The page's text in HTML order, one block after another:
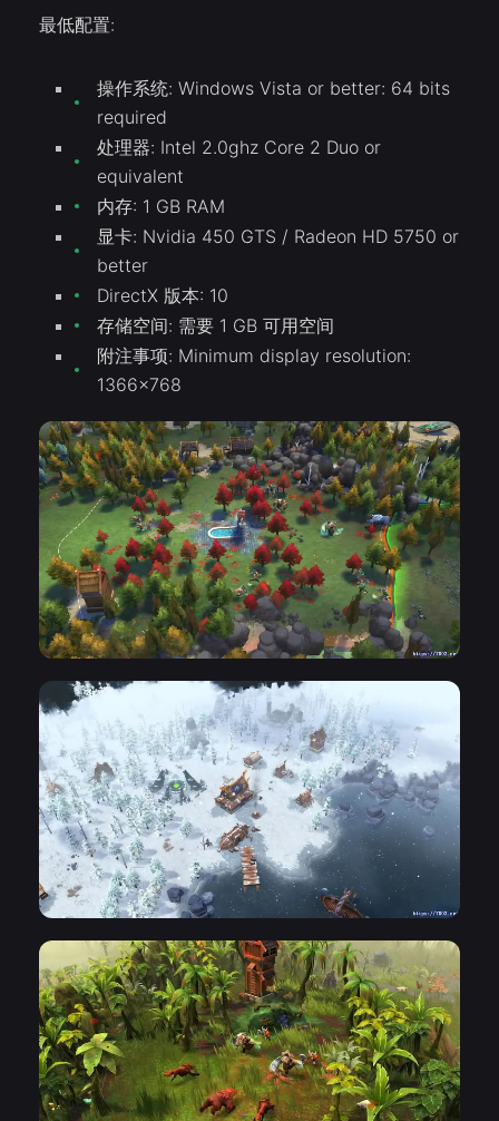
最低配置:
操作系统: Windows Vista or better: 64 bits
required
处理器: Intel 2.0ghz Core 2 Duo or
equivalent
内存: 1 GB RAM
显卡: Nvidia 450 GTS / Radeon HD 5750 or
better
DirectX 版本: 10
存储空间: 需要 1 GB 可用空间
附注事项: Minimum display resolution:
1366×768